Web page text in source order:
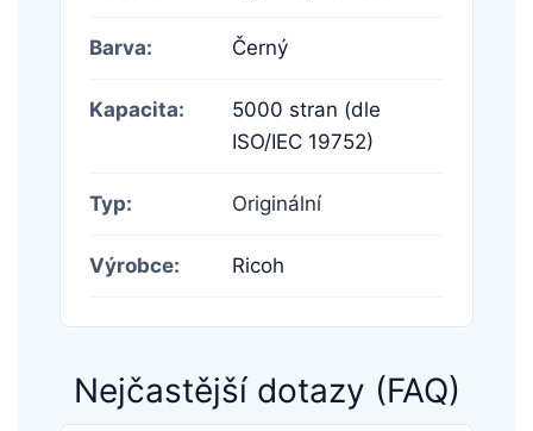
Barva: Černý
Kapacita:
5000 stran (dle
ISO/IEC 19752)
Typ: Originální
Výrobce: Ricoh
Nejčastější dotazy (FAQ)